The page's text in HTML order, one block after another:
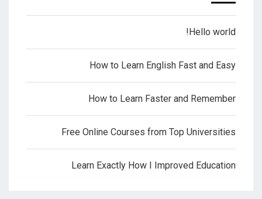
Hello world!
How to Learn English Fast and Easy
How to Learn Faster and Remember
Free Online Courses from Top Universities
Learn Exactly How I Improved Education